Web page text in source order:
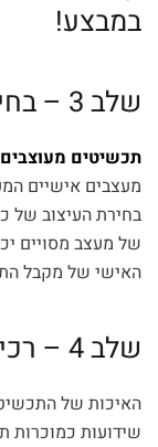
במבצע!
שלב 3 – בחירת עיצוב מבוקש
תכשיטים מעוצבים
מעצבים אישיים
בחירת העיצוב של
של מעצב מסויים
האישי של מקבל
שלב 4 – רכישת תכשיטים מחנות מוכרת
האיכות של
שידועות כמוכרות